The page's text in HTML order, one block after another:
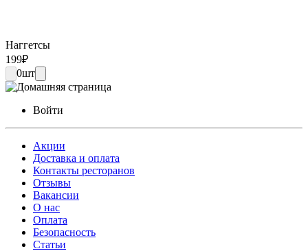
Наггетсы
199₽
0шт
Войти
Акции
Доставка и оплата
Контакты ресторанов
Отзывы
Вакансии
О нас
Оплата
Безопасность
Статьи